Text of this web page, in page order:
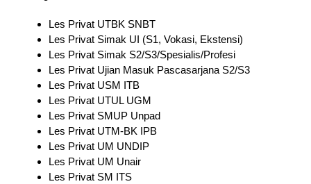
Les Privat UTBK SNBT
Les Privat Simak UI (S1, Vokasi, Ekstensi)
Les Privat Simak S2/S3/Spesialis/Profesi
Les Privat Ujian Masuk Pascasarjana S2/S3
Les Privat USM ITB
Les Privat UTUL UGM
Les Privat SMUP Unpad
Les Privat UTM-BK IPB
Les Privat UM UNDIP
Les Privat UM Unair
Les Privat SM ITS